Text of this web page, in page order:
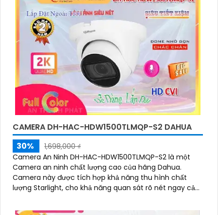
CAMERA DH-HAC-HDW1500TLMQP-S2 DAHUA
30%
1,698,000 ₫
Camera An Ninh DH-HAC-HDW1500TLMQP-S2 là một
Camera an ninh chất lượng cao của hãng Dahua.
Camera này được tích hợp khả năng thu hình chất
lượng Starlight, cho khả năng quan sát rõ nét ngay cả